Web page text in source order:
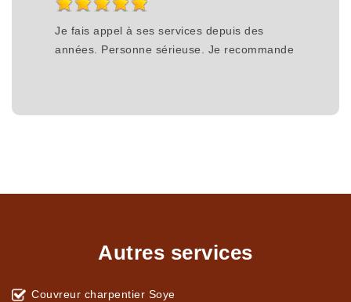
Je fais appel à ses services depuis des
années. Personne sérieuse. Je recommande
Autres services
Couvreur charpentier Soye